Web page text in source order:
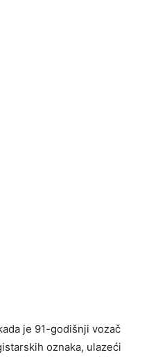
je 91-godišnji vozač
oznaka, ulazeći